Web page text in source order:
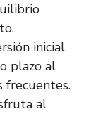
inicial
plazo al
frecuentes.
al